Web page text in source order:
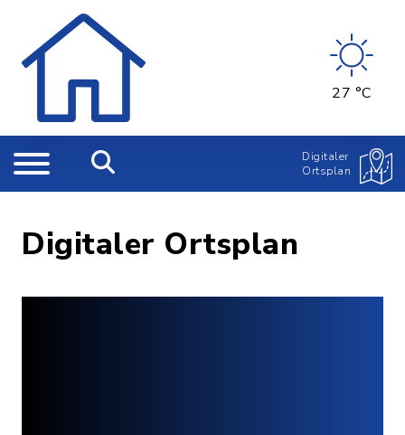
27 °C
Digitaler
Ortsplan
Digitaler Ortsplan